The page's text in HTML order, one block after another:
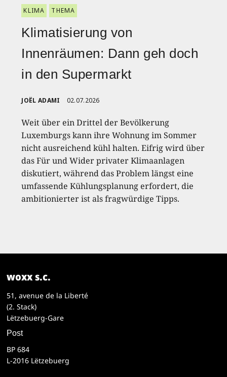
KLIMA THEMA
Klimatisierung von
Innenräumen: Dann geh doch
in den Supermarkt
JOËL ADAMI 02.07.2026
Weit über ein Drittel der Bevölkerung
Luxemburgs kann ihre Wohnung im Sommer
nicht ausreichend kühl halten. Eifrig wird über
das Für und Wider privater Klimaanlagen
diskutiert, während das Problem längst eine
umfassende Kühlungsplanung erfordert, die
ambitionierter ist als fragwürdige Tipps.
woxx s.c.
51, avenue de la Liberté
(2. Stack)
Lëtzebuerg-Gare
Post
BP 684
L-2016 Lëtzebuerg